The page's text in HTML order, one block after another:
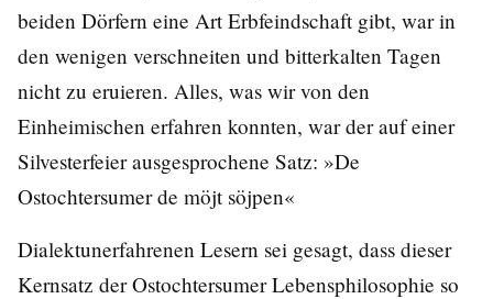
beiden Dörfern eine Art Erbfeindschaft gibt, war in
den wenigen verschneiten und bitterkalten Tagen
nicht zu eruieren. Alles, was wir von den
Einheimischen erfahren konnten, war der auf einer
Silvesterfeier ausgesprochene Satz: »De
Ostochtersumer de möjt söjpen«
Dialektunerfahrenen Lesern sei gesagt, dass dieser
Kernsatz der Ostochtersumer Lebensphilosophie so